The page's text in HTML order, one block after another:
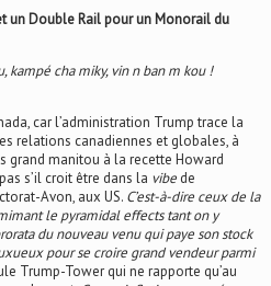
un Double Rail pour un Monorail du
kampé cha miky, vin n ban m kou !
car l’administration Trump trace la
relations canadiennes et globales, à
manitou à la recette Howard
s’il croit être dans la vibe de
Avon, aux US. C’est-à-dire ceux de la
le pyramidal effects tant on y
du nouveau venu qui paye son stock
pour se croire grand vendeur parmi
Trump-Tower qui ne rapporte qu’au